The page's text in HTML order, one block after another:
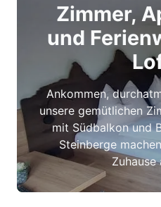
Zimmer,
und
Ankommen,
unsere gemütlichen
mit Südbalkon und
Steinberge
Zuhause